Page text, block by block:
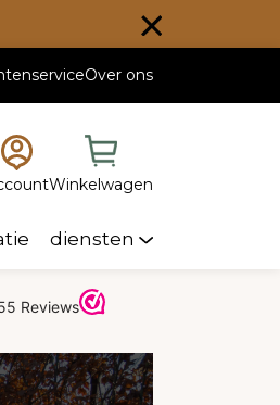
Over ons
Winkelwagen
diensten